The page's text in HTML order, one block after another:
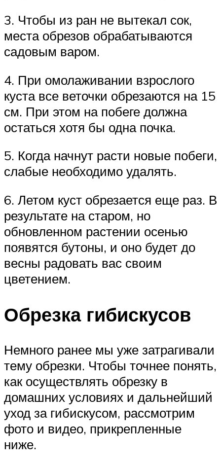
3. Чтобы из ран не вытекал сок,
места обрезов обрабатываются
садовым варом.
4. При омолаживании взрослого
куста все веточки обрезаются на 15
см. При этом на побеге должна
остаться хотя бы одна почка.
5. Когда начнут расти новые побеги,
слабые необходимо удалять.
6. Летом куст обрезается еще раз. В
результате на старом, но
обновленном растении осенью
появятся бутоны, и оно будет до
весны радовать вас своим
цветением.
Обрезка гибискусов
Немного ранее мы уже затрагивали
тему обрезки. Чтобы точнее понять,
как осуществлять обрезку в
домашних условиях и дальнейший
уход за гибискусом, рассмотрим
фото и видео, прикрепленные
ниже.